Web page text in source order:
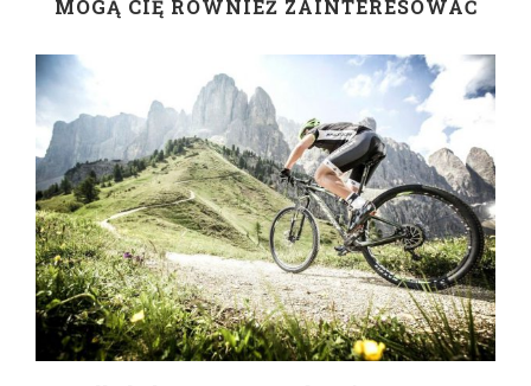
MOGĄ CIĘ RÓWNIEŻ ZAINTERESOWAĆ